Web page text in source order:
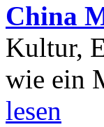
China
Kultur,
wie ein
lesen